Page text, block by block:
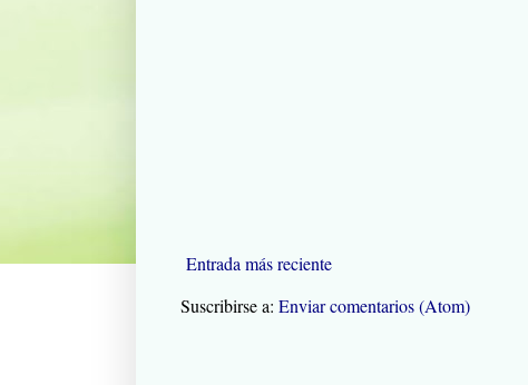
Entrada más reciente
Suscribirse a: Enviar comentarios (Atom)